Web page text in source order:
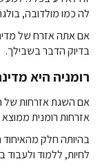
לה כמו מולדובה,
אם אתה אזרח של
בדיוק הדבר בשבילך.
רומניה היא
אם השגת אזרחות של
אזרחות רומנית
בהיותה חלק מהאיחוד
לחיות, ללמוד ולעבוד